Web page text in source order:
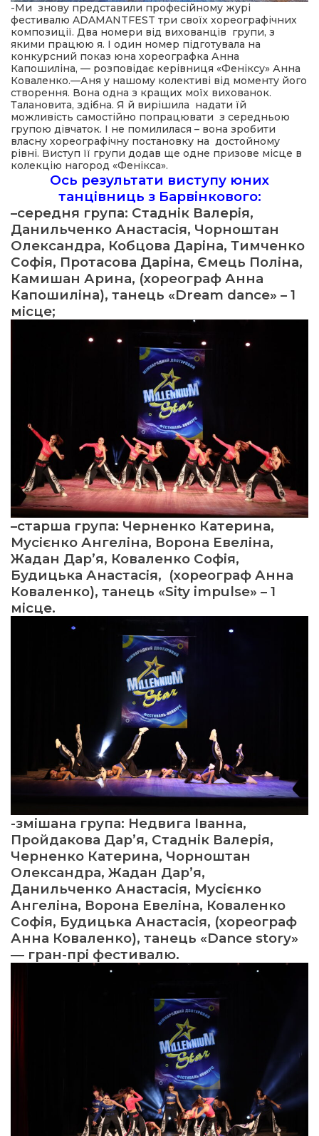
-Ми знову представили професійному журі
фестивалю ADAMANTFEST три своїх хореографічних
композиції. Два номери від вихованців групи, з
якими працюю я. І один номер підготувала на
конкурсний показ юна хореографка Анна
Капошиліна, — розповідає керівниця «Феніксу» Анна
Коваленко.—Аня у нашому колективі від моменту його
створення. Вона одна з кращих моїх вихованок.
Талановита, здібна. Я й вирішила надати їй
можливість самостійно попрацювати з середньою
групою дівчаток. І не помилилася – вона зробити
власну хореографічну постановку на достойному
рівні. Виступ її групи додав ще одне призове місце в
колекцію нагород «Фенікса».
Ось результати виступу юних
танцівниць з Барвінкового:
–середня група: Стаднік Валерія,
Данильченко Анастасія, Чорноштан
Олександра, Кобцова Даріна, Тимченко
Софія, Протасова Даріна, Ємець Поліна,
Камишан Арина, (хореограф Анна
Капошиліна), танець «Dream dance» – 1
місце;
–старша група: Черненко Катерина,
Мусієнко Ангеліна, Ворона Евеліна,
Жадан Дар’я, Коваленко Софія,
Будицька Анастасія, (хореограф Анна
Коваленко), танець «Sity impulse» – 1
місце.
-змішана група: Недвига Іванна,
Пройдакова Дар’я, Стаднік Валерія,
Черненко Катерина, Чорноштан
Олександра, Жадан Дар’я,
Данильченко Анастасія, Мусієнко
Ангеліна, Ворона Евеліна, Коваленко
Софія, Будицька Анастасія, (хореограф
Анна Коваленко), танець «Dance story»
— гран-прі фестивалю.